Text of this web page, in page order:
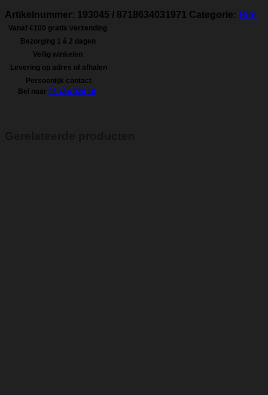
Artikelnummer: 193045 / 8718634031971 Categorie: Bits
Vanaf €100 gratis verzending
Bezorging 1 á 2 dagen
Veilig winkelen
Levering op adres of afhalen
Persoonlijk contact
Bel naar 06 484 024 18